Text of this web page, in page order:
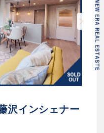
沢インシェナー